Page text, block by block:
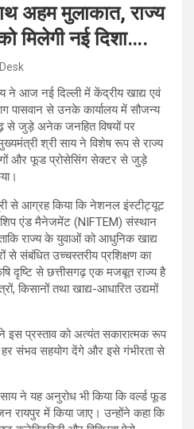
अहम मुलाकात, राज्य
मिलेगी नई दिशा….
ने आज नई दिल्ली में केंद्रीय खाद्य एवं
पासवान से उनके कार्यालय में सौजन्य
से जुड़े अनेक जनहित विषयों पर
श्री साय ने विशेष रूप से राज्य
और फूड प्रोसेसिंग सेक्टर से जुड़े
से आग्रह किया कि नेशनल इंस्टीट्यूट
एंड मैनेजमेंट (NIFTEM) संस्थान
राज्य के युवाओं को आधुनिक खाद्य
से संबंधित उच्चस्तरीय प्रशिक्षण का
दृष्टि से छत्तीसगढ़ एक मजबूत राज्य है
किसानों तथा खाद्य-आधारित उद्यमों
ने इस प्रस्ताव को अत्यंत सकारात्मक रूप
संभव सहयोग देंगे और इसे गंभीरता से
ने यह अनुरोध भी किया कि वर्ल्ड फूड
रायपुर में किया जाए। उन्होंने कहा कि